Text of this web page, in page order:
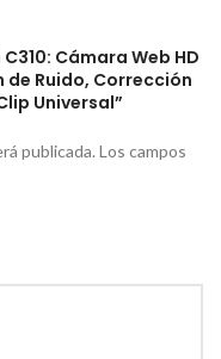
pantallas de
).
La Logitech
Cámara Web HD
Ruido, Corrección
Universal”
publicada. Los campos